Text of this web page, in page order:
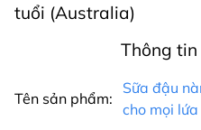
tuổi (Australia)
Thông
Tên sản phẩm:
Sữa đậu
cho mọi